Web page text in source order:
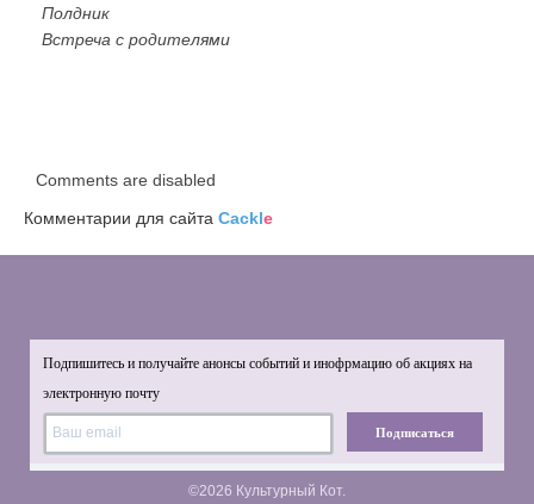
Полдник
Встреча с родителями
Comments are disabled
Комментарии для сайта Cackle
Подпишитесь и получайте анонсы событий и инофрмацию об акциях на
электронную почту
Подписаться
©2026 Культурный Кот.